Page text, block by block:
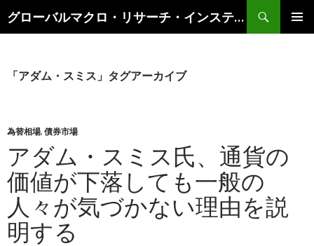
グローバルマクロ・リサーチ・インスティテュート
索
ン
キ
ッ
プ
「アダム・スミス」タグアーカイブ
為替相場, 債券市場
アダム・スミス氏、通貨の
価値が下落しても一般の
人々が気づかない理由を説
明する